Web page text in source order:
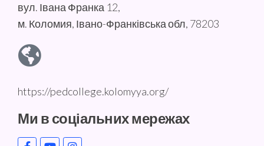
вул. Івана Франка 12,
м. Коломия, Івано-Франківська обл, 78203
https://pedcollege.kolomyya.org/
Ми в соціальних мережах